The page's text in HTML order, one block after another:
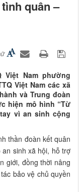
quân –
Việt Nam phường
Việt Nam các xã
và Trung đoàn
hiện mô hình “Từ
vì an sinh cộng
thần đoàn kết quân
sinh xã hội, hỗ trợ
giới, đồng thời nâng
bảo vệ chủ quyền